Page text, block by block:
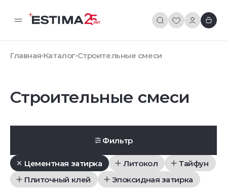
Главная Каталог Строительные смеси
Строительные смеси
Фильтр
Цементная затирка Литокол
Тайфун
Плиточный клей
Эпоксидная затирка